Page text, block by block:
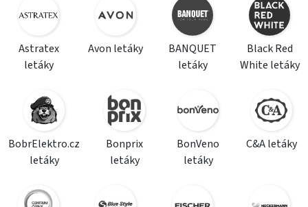
Astratex
letáky
Avon letáky
BANQUET
letáky
Black Red
White letáky
BobrElektro.cz
letáky
Bonprix
letáky
BonVeno
letáky
C&A letáky